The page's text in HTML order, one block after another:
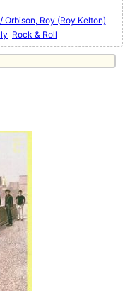
Orbison, Roy (Roy Kelton)
Rock & Roll